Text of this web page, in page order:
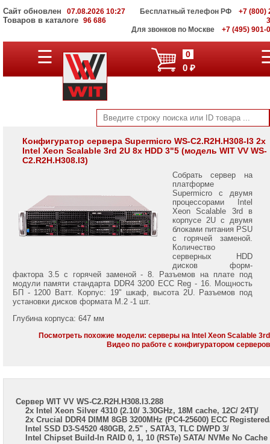
Сайт обновлен 07.08.2026 10:27
Товаров в каталоге 96 686
Бесплатный телефон РФ
+7 (800)
Для звонков по Москве
+7 (495) 901-
Серверы
Supermicro
Серверы
Supermicro
Серверы
Gigabyte
7002/
7003
Серверы
Gigabyte
на
ASUS
AMD
EPYC
☰ 0
0 ₽
Конфигуратор сервера Supermicro WS-C2.R2H.H308-I3 2x
Intel Xeon Scalable 3rd 2U 8x HDD 3"5 (модель WIT VV WS-
C2.R2H.H308.I3)
Собрать сервер на
платформе
Supermicro с двумя
процессорами Intel
Xeon Scalable 3rd в
корпусе 2U с двумя
блоками питания PSU
с горячей заменой.
Количество
серверных HDD
дисков форм-
фактора 3.5 с горячей заменой - 8. Разъемов на плате под
модули памяти стандарта DDR4 3200 ECC Reg - 16. Мощность
БП - 1200 Ватт. Корпус: 19" шкаф, высота 2U. Разъемов под
установки дисков формата M.2 -1 шт.
Глубина корпуса: 647 мм
Посмотреть похожие модели: серверы на Intel Xeon Scalable 3rd
Видео по работе с конфигуратором серверов
Сервер WIT VV WS-C2.R2H.H308.I3.288
2x Intel Xeon Silver 4310 (2.10/ 3.30GHz, 18M cache, 12C/ 24T)/
2x Crucial DDR4 DIMM 8GB 3200MHz (PC4-25600) ECC
Intel SSD D3-S4520 480GB, 2.5" , SATA3, TLC DWPD 3/
Intel Chipset Build-In RAID 0, 1, 10 (RSTe) SATA/ NVMe No Cache